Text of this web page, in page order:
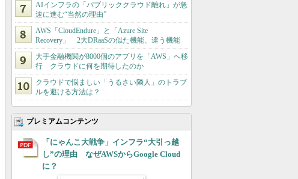
AIインフラの「パブリッククラウド離れ」が急
速に進む“当然の理由”
AWS「CloudEndure」と「Azure Site
Recovery」 2大DRaaSの似た機能、違う機能
大手金融機関が8000個のアプリを「AWS」へ移
行 クラウドに何を期待したのか
クラウドで悩ましい「うるさい隣人」のトラブ
ルを避ける方法は？
プレミアムコンテンツ
「にゃんこ大戦争」インフラ“大引っ越
し”の理由 なぜAWSからGoogle Cloud
に？